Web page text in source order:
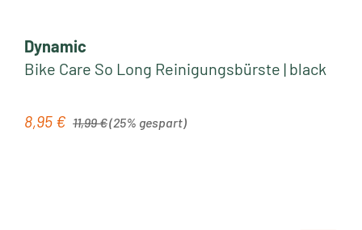
Dynamic
Bike Care So Long Reinigungsbürste | black
Verkaufspreis:
8,95 € 11,99 €(25% gespart)